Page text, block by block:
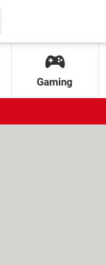
Gaming